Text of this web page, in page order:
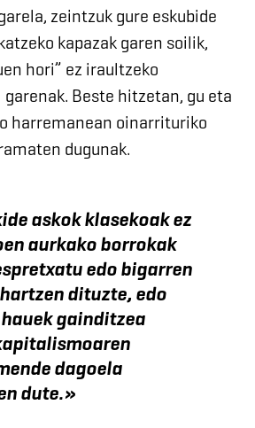
zeintzuk gure eskubide
kapazak garen soilik,
hori” ez iraultzeko
Beste hitzetan, gu eta
harremanean oinarrituriko
dugunak.
askok klasekoak ez
aurkako borrokak
edo bigarren
dituzte, edo
gainditzea
dagoela
dute.»